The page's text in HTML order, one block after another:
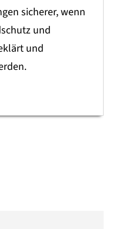
sicherer, wenn
und
und